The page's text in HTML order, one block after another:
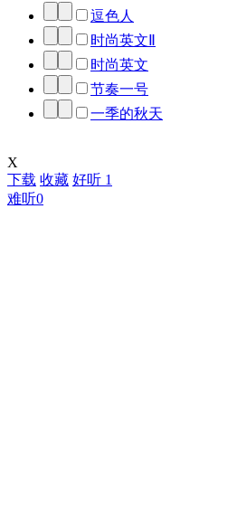
逗色人
时尚英文Ⅱ
时尚英文
节奏一号
一季的秋天
X
下载 收藏 好听 1
难听0